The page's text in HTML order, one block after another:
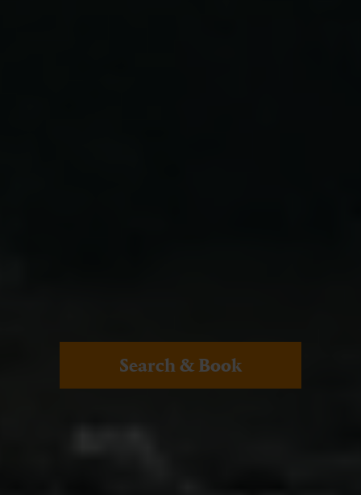
Search & Book